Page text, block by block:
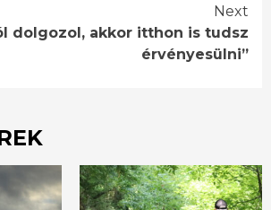
Next
dolgozol, akkor itthon is tudsz
érvényesülni”